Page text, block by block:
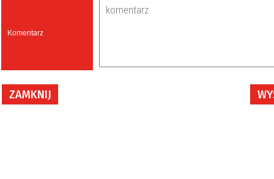
Komentarz